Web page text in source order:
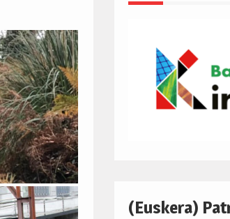
(Euskera)